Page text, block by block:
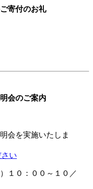
寄付のお礼
会のご案内
会を実施いたしま
い
１０：００～１０／